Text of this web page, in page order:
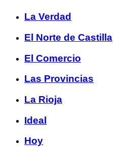
La Verdad
El Norte de Castilla
El Comercio
Las Provincias
La Rioja
Ideal
Hoy